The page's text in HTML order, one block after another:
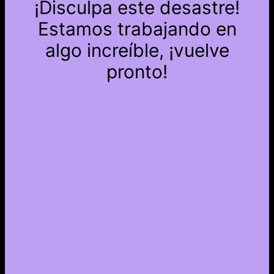
¡Disculpa este desastre!
Estamos trabajando en
algo increíble, ¡vuelve
pronto!